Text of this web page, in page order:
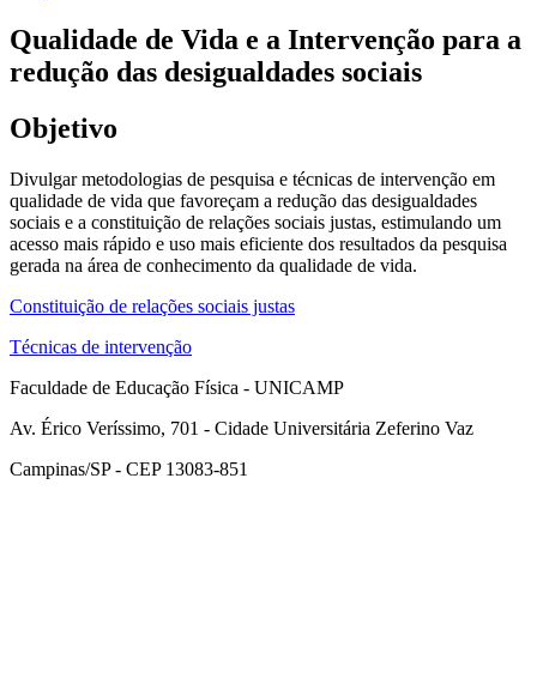
Qualidade de Vida e a Intervenção para a
redução das desigualdades sociais
Objetivo
Divulgar metodologias de pesquisa e técnicas de intervenção em
qualidade de vida que favoreçam a redução das desigualdades
sociais e a constituição de relações sociais justas, estimulando um
acesso mais rápido e uso mais eficiente dos resultados da pesquisa
gerada na área de conhecimento da qualidade de vida.
Constituição de relações sociais justas
Técnicas de intervenção
Faculdade de Educação Física - UNICAMP
Av. Érico Veríssimo, 701 - Cidade Universitária Zeferino Vaz
Campinas/SP - CEP 13083-851